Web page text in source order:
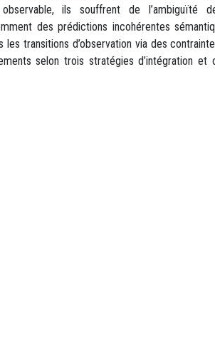
ils souffrent de l’ambiguïté
des prédictions incohérentes
transitions d’observation via des
selon trois stratégies d’intégration et